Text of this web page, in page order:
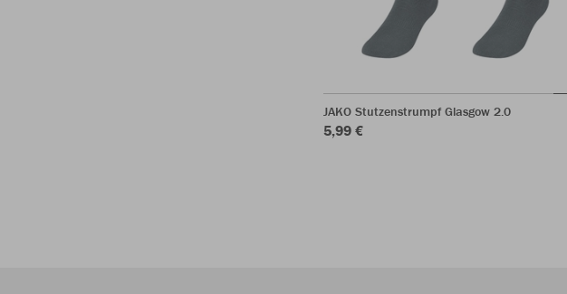
JAKO Stutzenstrumpf Glasgow 2.0
5,99 €